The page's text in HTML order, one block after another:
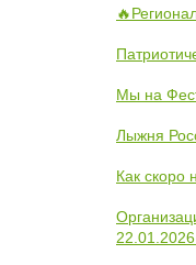
Мы на
Лыжня
Как скоро